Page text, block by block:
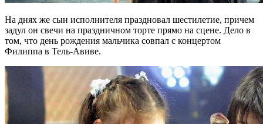
На днях же сын исполнителя праздновал шестилетие, причем
задул он свечи на праздничном торте прямо на сцене. Дело в
том, что день рождения мальчика совпал с концертом
Филиппа в Тель-Авиве.